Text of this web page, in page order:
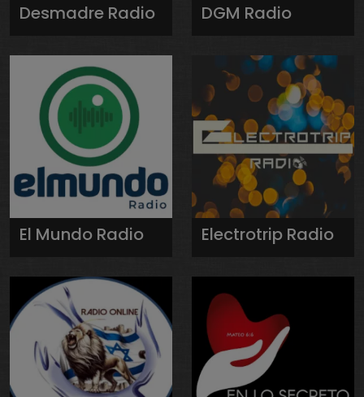
Desmadre Radio DGM Radio
El Mundo Radio Electrotrip Radio